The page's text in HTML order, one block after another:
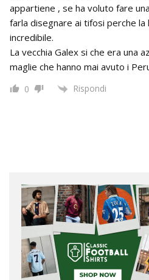
appartiene , se ha voluto fare
farla disegnare ai tifosi perche la
incredibile.
La vecchia Galex si che era una
maglie che hanno mai avuto i
0 Rispondi